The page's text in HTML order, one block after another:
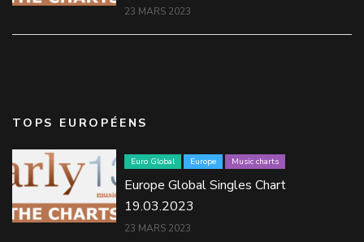
23 MARS 2023
TOPS EUROPÉENS
Euro Global Europe Music charts
Europe Global Singles Chart
19.03.2023
23 MARS 2023